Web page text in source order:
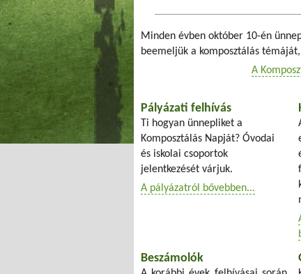
Minden évben október 10-én
beemeljük a komposztálás
A
Pályázati felhívás
Ti hogyan ünnepliket a
Komposztálás Napját? Óvodai
és iskolai csoportok
jelentkezését várjuk.
A pályázatról bővebben...
Beszámolók